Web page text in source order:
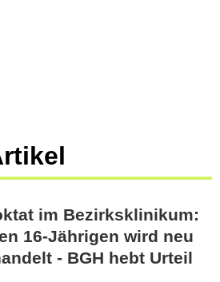
im Bezirksklinikum:
16-Jährigen wird neu
- BGH hebt Urteil